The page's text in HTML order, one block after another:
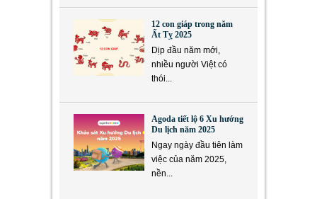
12 con giáp trong năm
Ất Tỵ 2025
Dịp đầu năm mới,
nhiều người Việt có
thói...
Agoda tiết lộ 6 Xu hướng
Du lịch năm 2025
Ngay ngày đầu tiên làm
việc của năm 2025,
nền...